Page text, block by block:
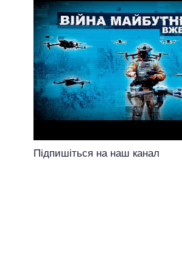
Підпишіться на наш канал